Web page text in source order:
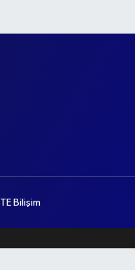
TE Bilişim